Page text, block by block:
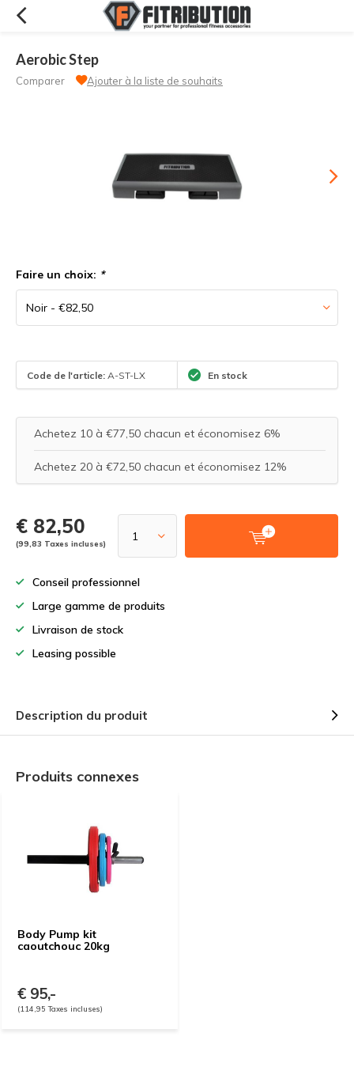
Aerobic Step
Comparer Ajouter à la liste de souhaits
Faire un choix: *
Code de l'article: A-ST-LX En stock
Achetez 10 à €77,50 chacun et économisez 6%
Achetez 20 à €72,50 chacun et économisez 12%
€ 82,50
(99,83 Taxes incluses)
Conseil professionnel
Large gamme de produits
Livraison de stock
Leasing possible
Description du produit
Produits connexes
Body Pump kit
caoutchouc 20kg
€ 95,-
(114,95 Taxes incluses)